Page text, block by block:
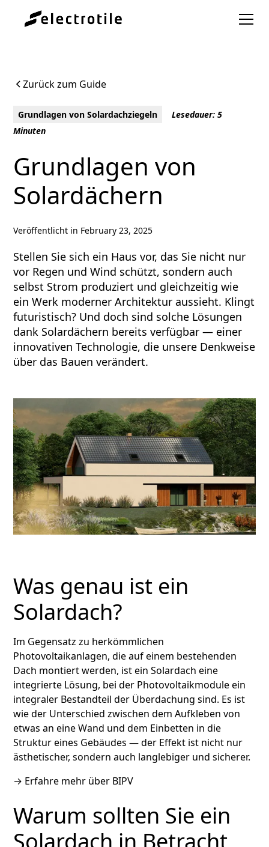
Zurück zum Guide
Grundlagen von Solardachziegeln
Lesedauer: 5
Minuten
Grundlagen von
Solardächern
Veröffentlicht in February 23, 2025
Stellen Sie sich ein Haus vor, das Sie nicht nur
vor Regen und Wind schützt, sondern auch
selbst Strom produziert und gleichzeitig wie
ein Werk moderner Architektur aussieht. Klingt
futuristisch? Und doch sind solche Lösungen
dank Solardächern bereits verfügbar — einer
innovativen Technologie, die unsere Denkweise
über das Bauen verändert.
Was genau ist ein
Solardach?
Im Gegensatz zu herkömmlichen
Photovoltaikanlagen, die auf einem bestehenden
Dach montiert werden, ist ein Solardach eine
integrierte Lösung, bei der Photovoltaikmodule ein
integraler Bestandteil der Überdachung sind. Es ist
wie der Unterschied zwischen dem Aufkleben von
etwas an eine Wand und dem Einbetten in die
Struktur eines Gebäudes — der Effekt ist nicht nur
ästhetischer, sondern auch langlebiger und sicherer.
→ Erfahre mehr über BIPV
Warum sollten Sie ein
Solardach in Betracht